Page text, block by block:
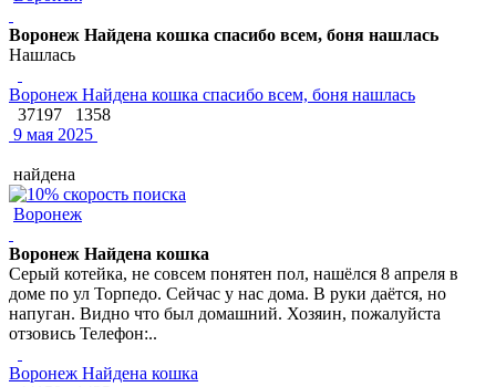
Воронеж Найдена кошка спасибо всем, боня нашлась
Нашлась
Воронеж Найдена кошка спасибо всем, боня нашлась
37197
1358
9 мая 2025
найдена
Воронеж
Воронеж Найдена кошка
Серый котейка, не совсем понятен пол, нашёлся 8 апреля в
доме по ул Торпедо. Сейчас у нас дома. В руки даётся, но
напуган. Видно что был домашний. Хозяин, пожалуйста
отзовись Телефон:..
Воронеж Найдена кошка